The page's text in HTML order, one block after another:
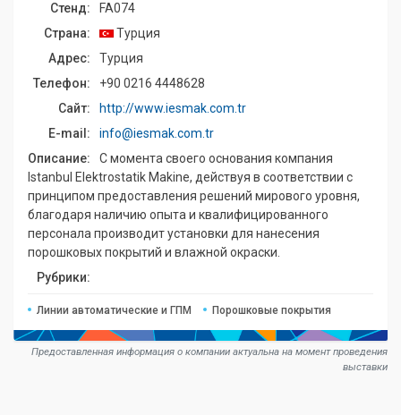
Стенд:
FA074
Страна:
Турция
Адрес:
Турция
Телефон:
+90 0216 4448628
Сайт:
http://www.iesmak.com.tr
E-mail:
info@iesmak.com.tr
Описание:
С момента своего основания компания
Istanbul Elektrostatik Makine, действуя в соответствии с
принципом предоставления решений мирового уровня,
благодаря наличию опыта и квалифицированного
персонала производит установки для нанесения
порошковых покрытий и влажной окраски.
Рубрики:
Линии автоматические и ГПМ Порошковые покрытия
Предоставленная информация о компании актуальна на момент проведения
выставки